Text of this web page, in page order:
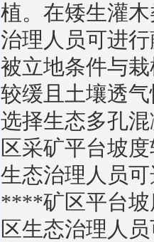
植。在矮生灌
治理人员可进
被立地条件与
较缓且土壤透
选择生态多孔
区采矿平台坡
生态治理人员
****矿区平台坡
区生态治理人